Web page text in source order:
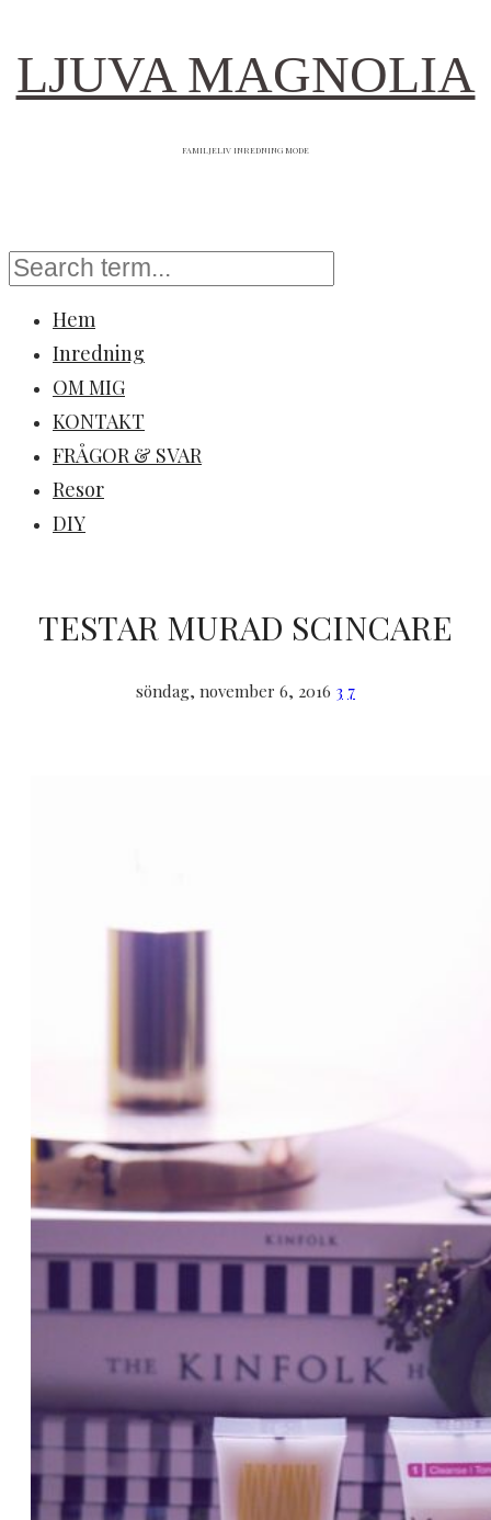
LJUVA MAGNOLIA
FAMILJELIV INREDNING MODE
Hem
Inredning
OM MIG
KONTAKT
FRÅGOR & SVAR
Resor
DIY
TESTAR MURAD SCINCARE
söndag, november 6, 2016 3 7